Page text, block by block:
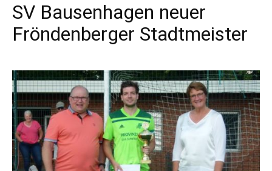
SV Bausenhagen neuer
Fröndenberger Stadtmeister